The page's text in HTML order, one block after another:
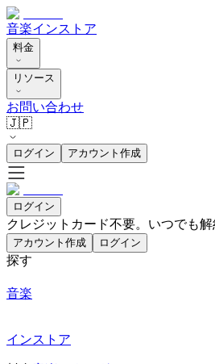
音楽インストア
料金
リソース
お問い合わせ
🇯🇵
ログイン アカウント作成
ログイン
クレジットカード不要。いつでも解
アカウント作成 ログイン
探す
音楽
インストア